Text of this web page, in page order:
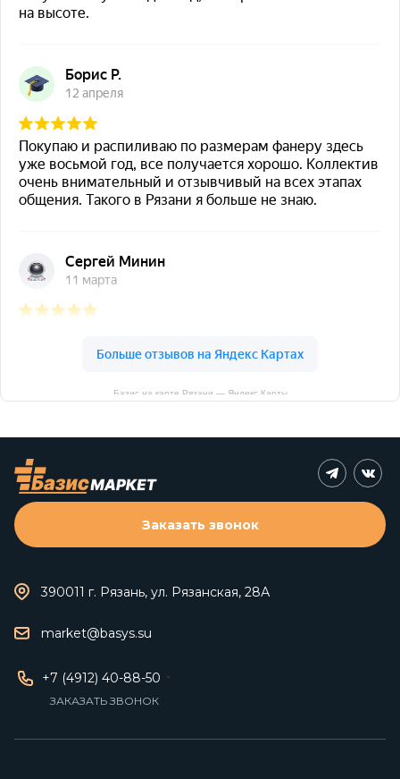
Базис на карте Рязани — Яндекс Карты
390011 г. Рязань, ул. Рязанская, 28А
market@basys.su
+7 (4912) 40-88-50
ЗАКАЗАТЬ ЗВОНОК
Заказать звонок